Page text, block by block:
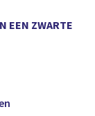
EEN ZWARTE